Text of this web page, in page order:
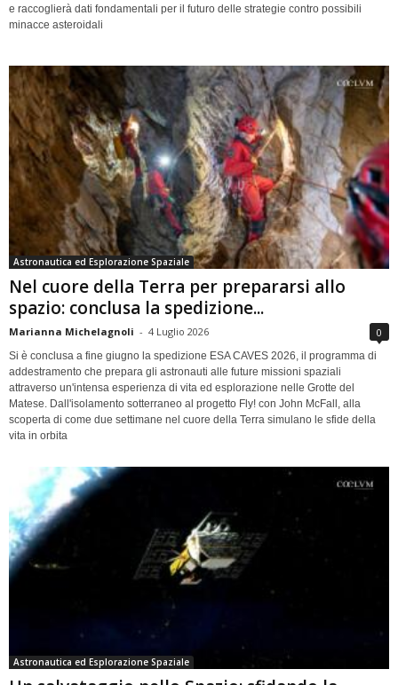
e raccoglierà dati fondamentali per il futuro delle strategie contro possibili
minacce asteroidali
Astronautica ed Esplorazione Spaziale
Nel cuore della Terra per prepararsi allo
spazio: conclusa la spedizione...
Marianna Michelagnoli - 4 Luglio 2026 0
Si è conclusa a fine giugno la spedizione ESA CAVES 2026, il programma di
addestramento che prepara gli astronauti alle future missioni spaziali
attraverso un'intensa esperienza di vita ed esplorazione nelle Grotte del
Matese. Dall'isolamento sotterraneo al progetto Fly! con John McFall, alla
scoperta di come due settimane nel cuore della Terra simulano le sfide della
vita in orbita
Astronautica ed Esplorazione Spaziale